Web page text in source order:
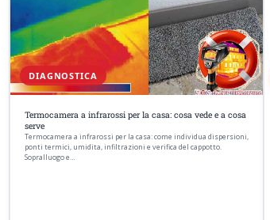
DIAGNOSTICA
Termocamera a infrarossi per la casa: cosa vede e a cosa
serve
Termocamera a infrarossi per la casa: come individua dispersioni,
ponti termici, umidita, infiltrazioni e verifica del cappotto.
Sopralluogo e…